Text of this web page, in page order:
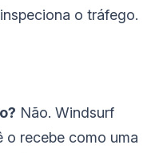
inspeciona o tráfego.
Não. Windsurf
o recebe como uma